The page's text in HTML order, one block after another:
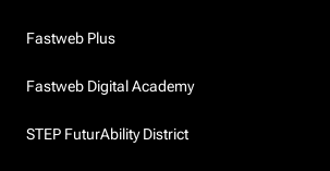
Fastweb Plus
Fastweb Digital Academy
STEP FuturAbility District